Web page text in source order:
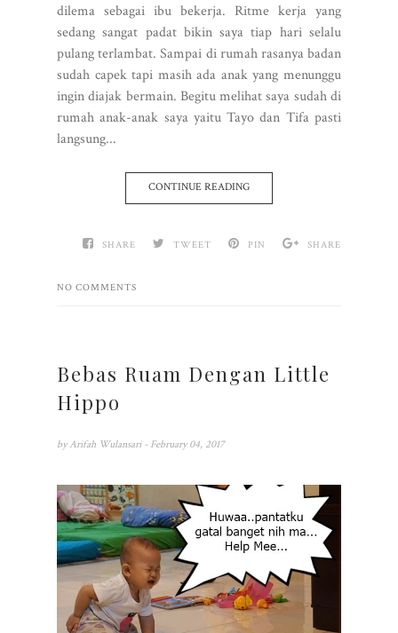
dilema sebagai ibu bekerja. Ritme kerja yang
sedang sangat padat bikin saya tiap hari selalu
pulang terlambat. Sampai di rumah rasanya badan
sudah capek tapi masih ada anak yang menunggu
ingin diajak bermain. Begitu melihat saya sudah di
rumah anak-anak saya yaitu Tayo dan Tifa pasti
langsung...
CONTINUE READING
SHARE TWEET PIN SHARE
NO COMMENTS
Bebas Ruam Dengan Little
Hippo
by Arifah Wulansari - February 04, 2017